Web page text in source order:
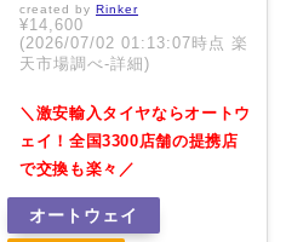
created by Rinker
¥14,600
(2026/07/02 01:13:07時点 楽
天市場調べ-詳細)
＼激安輸入タイヤならオートウ
ェイ！全国3300店舗の提携店
で交換も楽々／
オートウェイ